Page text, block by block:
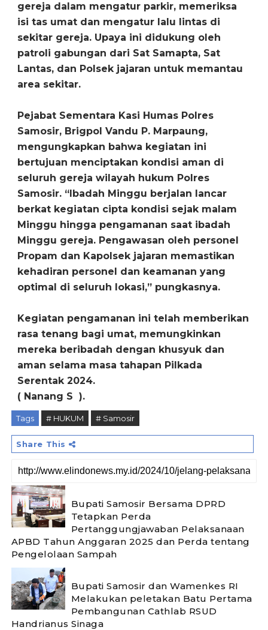
gereja dalam mengatur parkir, memeriksa
isi tas umat dan mengatur lalu lintas di
sekitar gereja. Upaya ini didukung oleh
patroli gabungan dari Sat Samapta, Sat
Lantas, dan Polsek jajaran untuk memantau
area sekitar.
Pejabat Sementara Kasi Humas Polres
Samosir, Brigpol Vandu P. Marpaung,
mengungkapkan bahwa kegiatan ini
bertujuan menciptakan kondisi aman di
seluruh gereja wilayah hukum Polres
Samosir. “Ibadah Minggu berjalan lancar
berkat kegiatan cipta kondisi sejak malam
Minggu hingga pengamanan saat ibadah
Minggu gereja. Pengawasan oleh personel
Propam dan Kapolsek jajaran memastikan
kehadiran personel dan keamanan yang
optimal di seluruh lokasi,” pungkasnya.
Kegiatan pengamanan ini telah memberikan
rasa tenang bagi umat, memungkinkan
mereka beribadah dengan khusyuk dan
aman selama masa tahapan Pilkada
Serentak 2024.
( Nanang S ).
Tags # HUKUM # Samosir
Share This
Bupati Samosir Bersama DPRD
Tetapkan Perda
Pertanggungjawaban Pelaksanaan
APBD Tahun Anggaran 2025 dan Perda tentang
Pengelolaan Sampah
Bupati Samosir dan Wamenkes RI
Melakukan peletakan Batu Pertama
Pembangunan Cathlab RSUD
Handrianus Sinaga